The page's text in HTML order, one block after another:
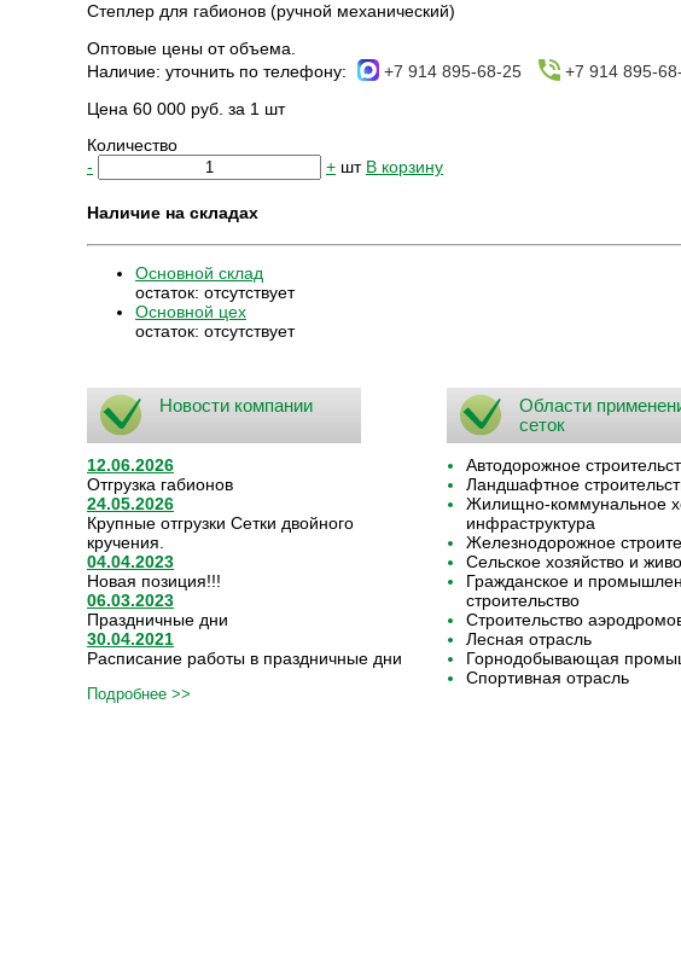
Степлер для габионов (ручной механический)
Оптовые цены от объема.
Наличие: уточнить по телефону: +7 914 895-68-25 +7 914 895-
Цена 60 000 руб. за 1 шт
Количество
-
+ шт В корзину
Наличие на складах
Основной склад
остаток: отсутствует
Основной цех
остаток: отсутствует
Новости компании
12.06.2026
Отгрузка габионов
24.05.2026
Крупные отгрузки Сетки двойного
кручения.
04.04.2023
Новая позиция!!!
06.03.2023
Праздничные дни
30.04.2021
Расписание работы в праздничные дни
Подробнее >>
Области
сеток
Автодорожное
Ландшафтное
Жилищно-коммунальное
инфраструктура
Железнодорожное
Сельское хозяйство и
Гражданское и
строительство
Строительство
Лесная отрасль
Горнодобывающая
Спортивная отрасль